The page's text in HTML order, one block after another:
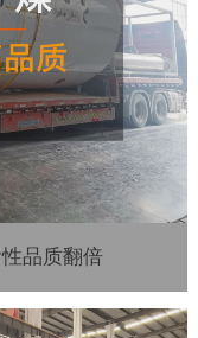
品质翻倍